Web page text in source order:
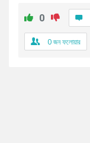
0
0জন ফলোয়ার